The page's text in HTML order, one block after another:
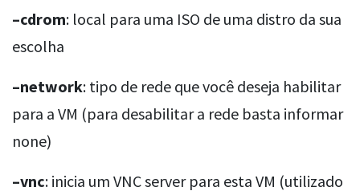
–cdrom: local para uma ISO de uma distro da sua
escolha
–network: tipo de rede que você deseja habilitar
para a VM (para desabilitar a rede basta informar
none)
–vnc: inicia um VNC server para esta VM (utilizado